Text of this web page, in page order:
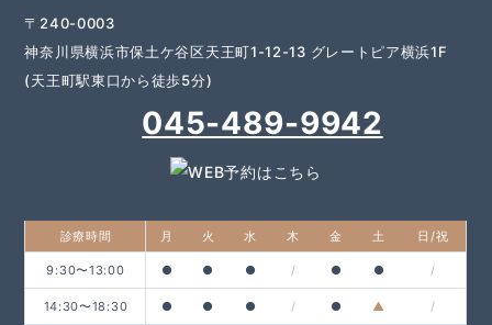
〒240-0003
神奈川県横浜市保土ケ谷区天王町1-12-13 グレートピア横浜1F
(天王町駅東口から徒歩5分)
045-489-9942
診療時間 月 火 水 木 金 土 日/祝
9:30〜13:00 ● ● ● / ● ● /
14:30〜18:30 ● ● ● / ● ▲ /